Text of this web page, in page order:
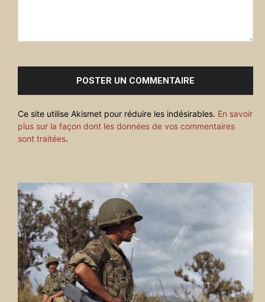
Ce site utilise Akismet pour réduire les indésirables. En savoir
plus sur la façon dont les données de vos commentaires
sont traitées.